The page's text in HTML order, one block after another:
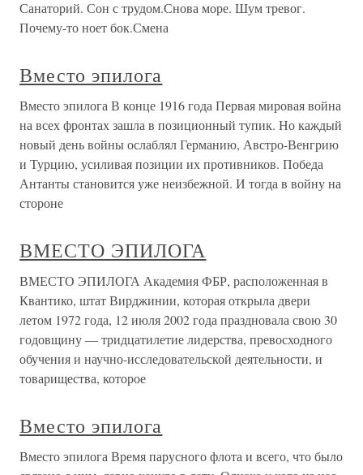
Санаторий. Сон с трудом.Снова море. Шум тревог.
Почему-то ноет бок.Смена
Вместо эпилога
Вместо эпилога В конце 1916 года Первая мировая война
на всех фронтах зашла в позиционный тупик. Но каждый
новый день войны ослаблял Германию, Австро-Венгрию
и Турцию, усиливая позиции их противников. Победа
Антанты становится уже неизбежной. И тогда в войну на
стороне
ВМЕСТО ЭПИЛОГА
ВМЕСТО ЭПИЛОГА Академия ФБР, расположенная в
Квантико, штат Вирджинии, которая открыла двери
летом 1972 года, 12 июля 2002 года праздновала свою 30
годовщину — тридцатилетие лидерства, превосходного
обучения и научно-исследовательской деятельности, и
товарищества, которое
Вместо эпилога
Вместо эпилога Время парусного флота и всего, что было